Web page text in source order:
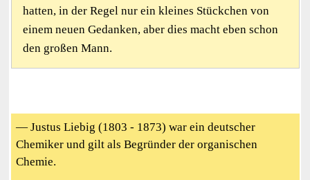
hatten, in der Regel nur ein kleines Stückchen von
einem neuen Gedanken, aber dies macht eben schon
den großen Mann.
— Justus Liebig (1803 - 1873) war ein deutscher
Chemiker und gilt als Begründer der organischen
Chemie.